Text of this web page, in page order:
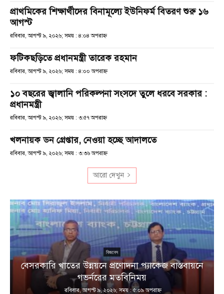
প্রাথমিকের শিক্ষার্থীদের বিনামূল্যে ইউনিফর্ম বিতরণ শুরু ১৬
আগস্ট
রবিবার, আগস্ট ৯, ২০২৬; সময় : ৪:০৪ অপরাহ্ণ
ফটিকছড়িতে প্রধানমন্ত্রী তারেক রহমান
রবিবার, আগস্ট ৯, ২০২৬; সময় : ৪:০০ অপরাহ্ণ
১০ বছরের জ্বালানি পরিকল্পনা সংসদে তুলে ধরবে সরকার :
প্রধানমন্ত্রী
রবিবার, আগস্ট ৯, ২০২৬; সময় : ৩:৫৭ অপরাহ্ণ
খলনায়ক ডন গ্রেপ্তার, নেওয়া হচ্ছে আদালতে
রবিবার, আগস্ট ৯, ২০২৬; সময় : ৩:৩৬ অপরাহ্ণ
আরো দেখুন
বিজনেস
বেসরকারি খাতের উন্নয়নে প্রণোদনা প্যাকেজ বাস্তবায়নে
গভর্নরের মতবিনিময়
রবিবার, আগস্ট ৯, ২০২৬; সময় : ৫:০৯ অপরাহ্ণ